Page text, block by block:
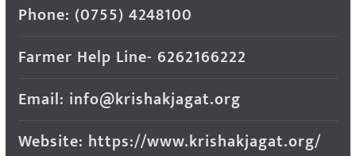
Phone: (0755) 4248100
Farmer Help Line- 6262166222
Email: info@krishakjagat.org
Website: https://www.krishakjagat.org/